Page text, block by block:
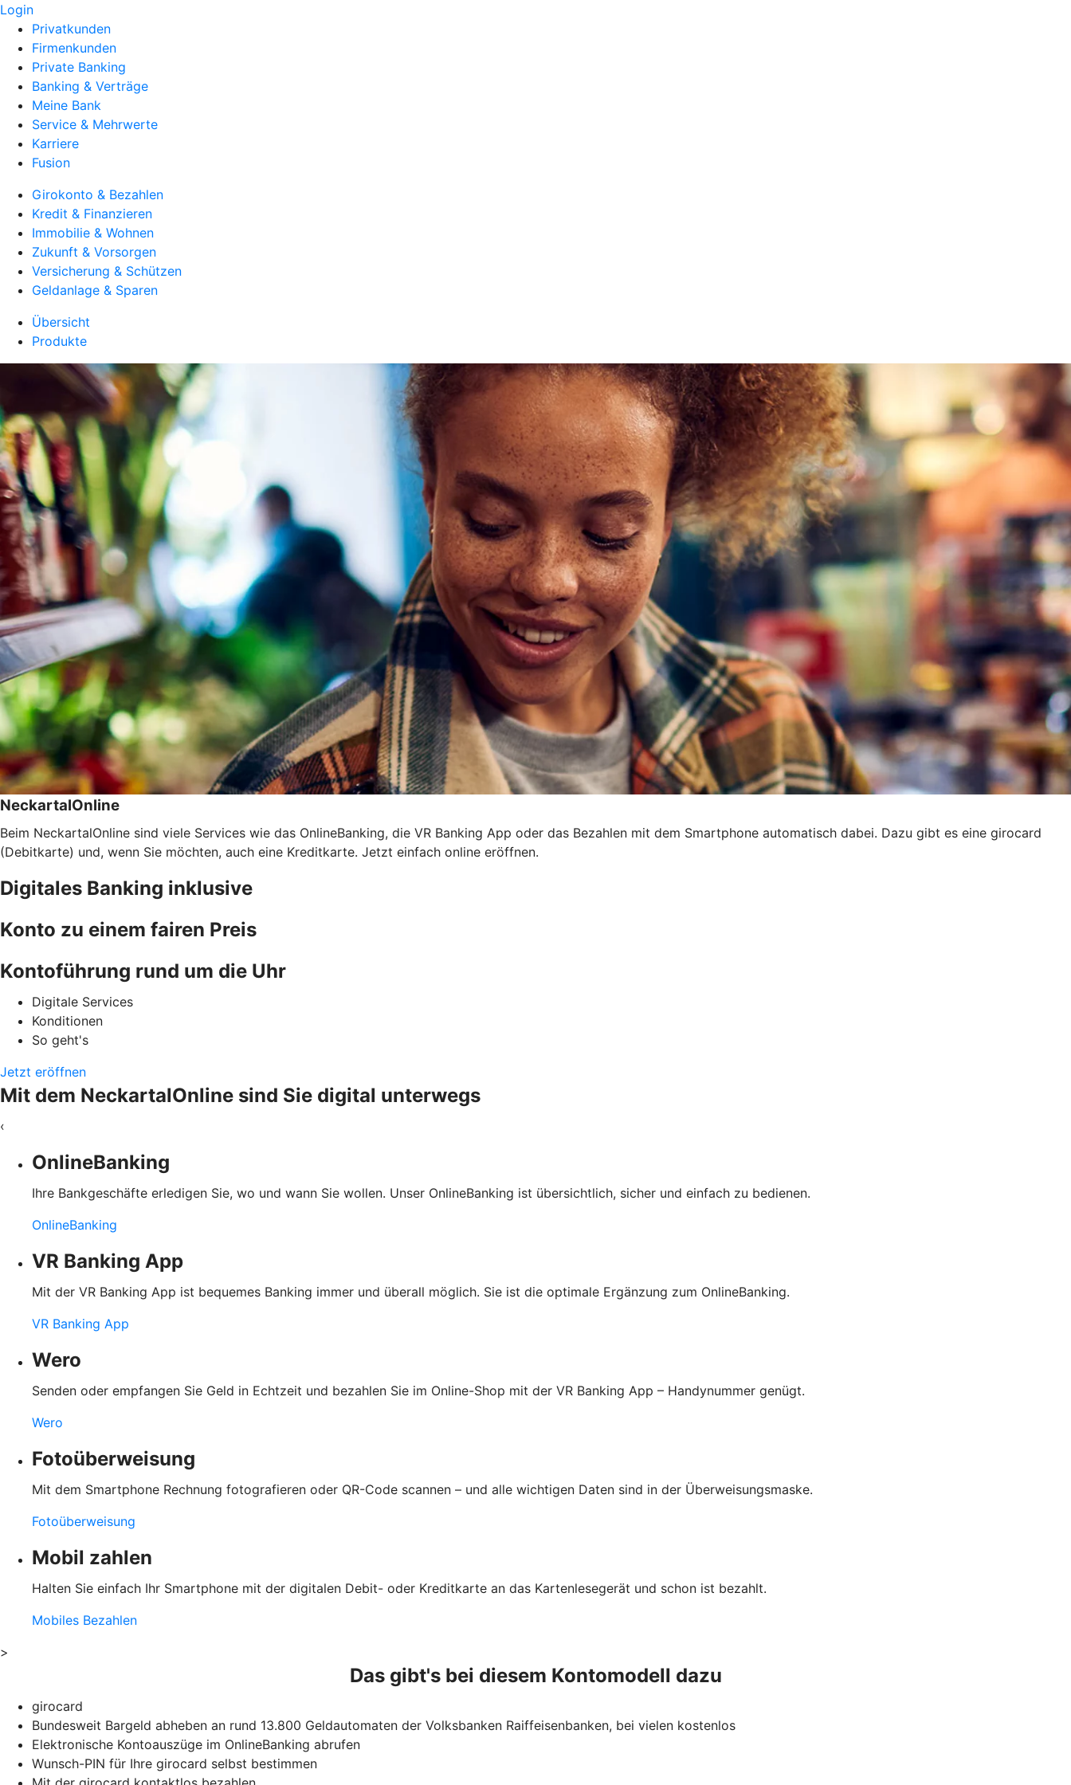
Login
Privatkunden
Firmenkunden
Private Banking
Banking & Verträge
Meine Bank
Service & Mehrwerte
Karriere
Fusion
Girokonto & Bezahlen
Kredit & Finanzieren
Immobilie & Wohnen
Zukunft & Vorsorgen
Versicherung & Schützen
Geldanlage & Sparen
Übersicht
Produkte
NeckartalOnline
Beim NeckartalOnline sind viele Services wie das OnlineBanking, die VR Banking App oder das Bezahlen mit dem Smartphone automatisch dabei. Dazu gibt es eine girocard
(Debitkarte) und, wenn Sie möchten, auch eine Kreditkarte. Jetzt einfach online eröffnen.
Digitales Banking inklusive
Konto zu einem fairen Preis
Kontoführung rund um die Uhr
Digitale Services
Konditionen
So geht's
Jetzt eröffnen
Mit dem NeckartalOnline sind Sie digital unterwegs
‹
OnlineBanking
Ihre Bankgeschäfte erledigen Sie, wo und wann Sie wollen. Unser OnlineBanking ist übersichtlich, sicher und einfach zu bedienen.
OnlineBanking
VR Banking App
Mit der VR Banking App ist bequemes Banking immer und überall möglich. Sie ist die optimale Ergänzung zum OnlineBanking.
VR Banking App
Wero
Senden oder empfangen Sie Geld in Echtzeit und bezahlen Sie im Online-Shop mit der VR Banking App – Handynummer genügt.
Wero
Fotoüberweisung
Mit dem Smartphone Rechnung fotografieren oder QR-Code scannen – und alle wichtigen Daten sind in der Überweisungsmaske.
Fotoüberweisung
Mobil zahlen
Halten Sie einfach Ihr Smartphone mit der digitalen Debit- oder Kreditkarte an das Kartenlesegerät und schon ist bezahlt.
Mobiles Bezahlen
>
Das gibt's bei diesem Kontomodell dazu
girocard
Bundesweit Bargeld abheben an rund 13.800 Geldautomaten der Volksbanken Raiffeisenbanken, bei vielen kostenlos
Elektronische Kontoauszüge im OnlineBanking abrufen
Wunsch-PIN für Ihre girocard selbst bestimmen